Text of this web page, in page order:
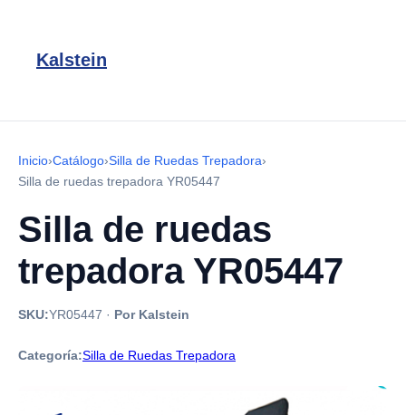
Kalstein
Inicio›Catálogo›Silla de Ruedas Trepadora›
Silla de ruedas trepadora YR05447
Silla de ruedas
trepadora YR05447
SKU:YR05447 · Por Kalstein
Categoría:Silla de Ruedas Trepadora